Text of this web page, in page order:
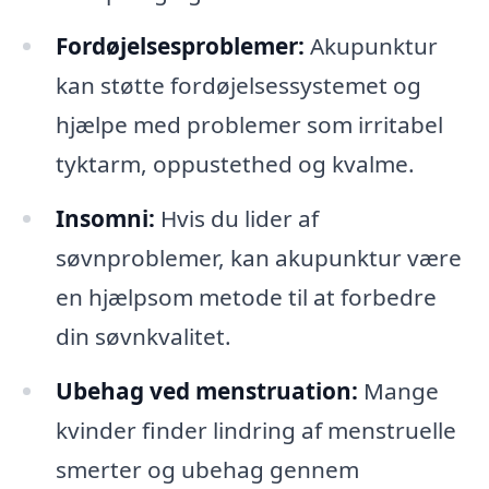
Fordøjelsesproblemer: Akupunktur
kan støtte fordøjelsessystemet og
hjælpe med problemer som irritabel
tyktarm, oppustethed og kvalme.
Insomni: Hvis du lider af
søvnproblemer, kan akupunktur være
en hjælpsom metode til at forbedre
din søvnkvalitet.
Ubehag ved menstruation: Mange
kvinder finder lindring af menstruelle
smerter og ubehag gennem